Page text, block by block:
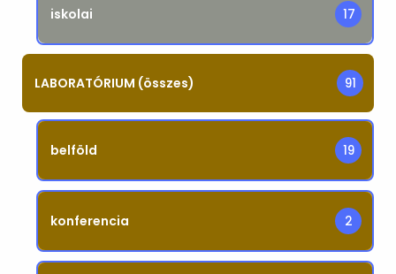
iskolai 17
LABORATÓRIUM (összes) 91
belföld 19
konferencia 2